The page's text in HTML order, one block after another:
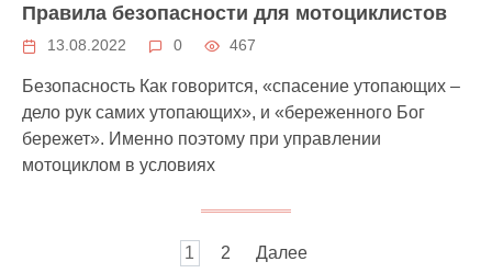
Правила безопасности для мотоциклистов
13.08.2022 0 467
Безопасность Как говорится, «спасение утопающих –
дело рук самих утопающих», и «береженного Бог
бережет». Именно поэтому при управлении
мотоциклом в условиях
1 2 Далее